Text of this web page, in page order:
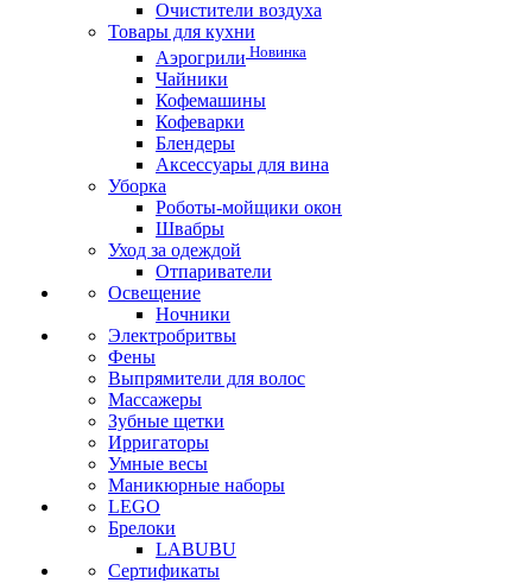
Очистители воздуха
Товары для кухни
Аэрогрили Новинка
Чайники
Кофемашины
Кофеварки
Блендеры
Аксессуары для вина
Уборка
Роботы-мойщики окон
Швабры
Уход за одеждой
Отпариватели
Освещение
Ночники
Электробритвы
Фены
Выпрямители для волос
Массажеры
Зубные щетки
Ирригаторы
Умные весы
Маникюрные наборы
LEGO
Брелоки
LABUBU
Сертификаты